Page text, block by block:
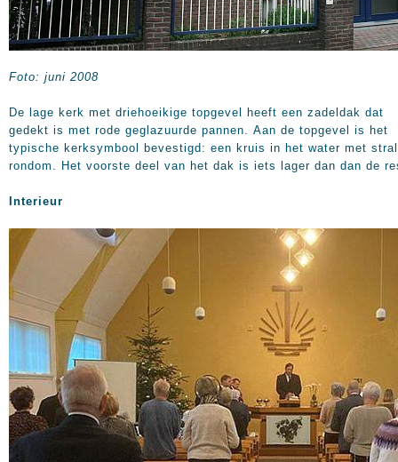
Foto: juni 2008
De lage kerk met driehoeikige topgevel heeft een zadeldak dat
gedekt is met rode geglazuurde pannen. Aan de topgevel is het
typische kerksymbool bevestigd: een kruis in het water met
rondom. Het voorste deel van het dak is iets lager dan dan de
Interieur